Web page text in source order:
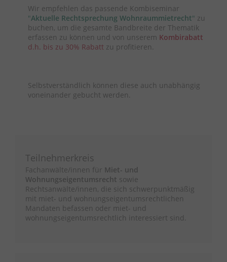
Wir empfehlen das passende Kombiseminar
"Aktuelle Rechtsprechung Wohnraummietrecht" zu
buchen, um die gesamte Bandbreite der Thematik
erfassen zu können und von unserem Kombirabatt
d.h. bis zu 30% Rabatt zu profitieren.
Selbstverständlich können diese auch unabhängig
voneinander gebucht werden.
Teilnehmerkreis
Fachanwälte/innen für Miet- und
Wohnungseigentumsrecht sowie
Rechtsanwälte/innen, die sich schwerpunktmäßig
mit miet- und wohnungseigentumsrechtlichen
Mandaten befassen oder miet- und
wohnungseigentumsrechtlich interessiert sind.